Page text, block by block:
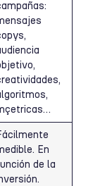
En
de la